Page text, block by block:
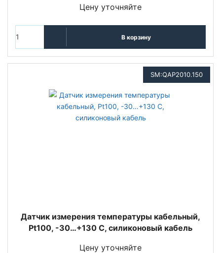
Цену уточняйте
В корзину
SM:QAP2010.150
Датчик измерения температуры кабельный,
Pt100, -30…+130 С, силиконовый кабель
Цену уточняйте